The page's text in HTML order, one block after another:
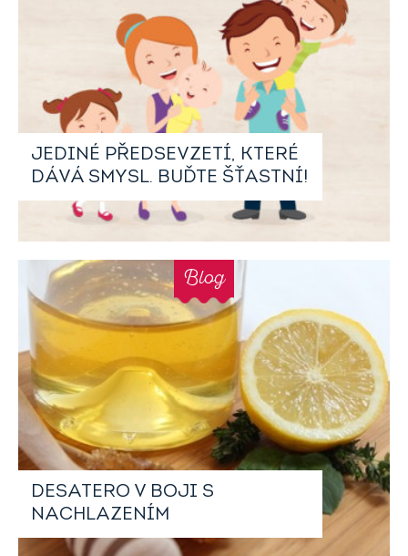
JEDINÉ PŘEDSEVZETÍ, KTERÉ
DÁVÁ SMYSL. BUĎTE ŠŤASTNÍ!
DESATERO V BOJI S
NACHLAZENÍM
Blog